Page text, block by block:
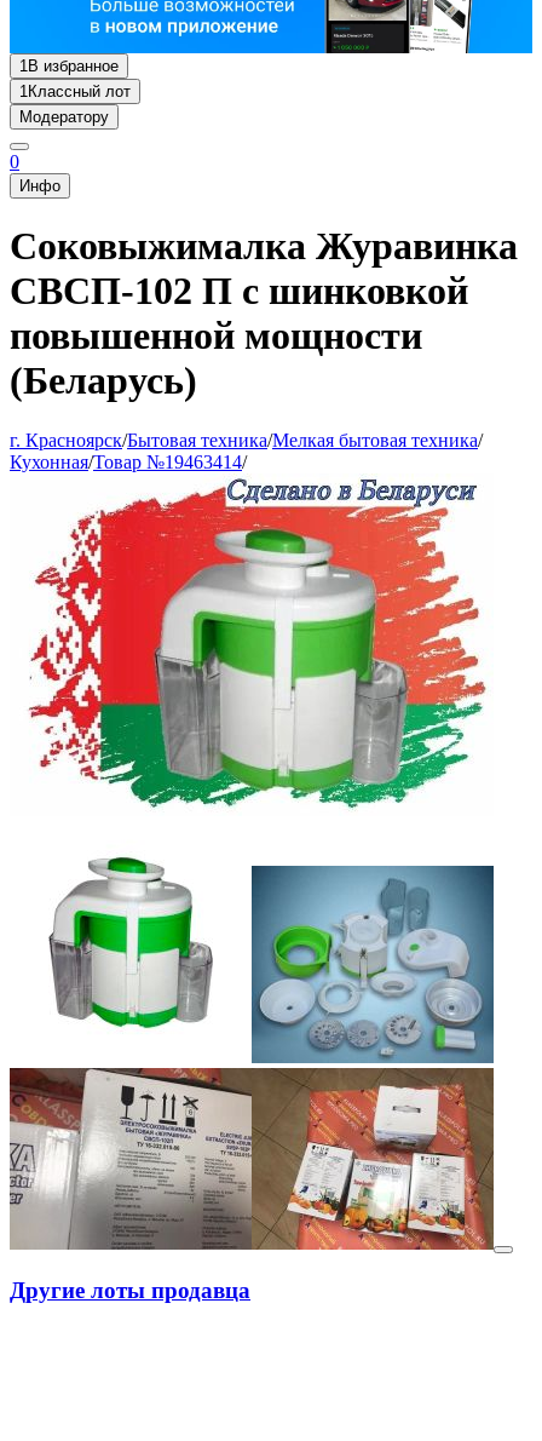
1В избранное
1Классный лот
Модератору
0
Инфо
Соковыжималка Журавинка
СВСП-102 П с шинковкой
повышенной мощности
(Беларусь)
г. Красноярск/Бытовая техника/Мелкая бытовая техника/
Кухонная/Товар №19463414/
Другие лоты продавца